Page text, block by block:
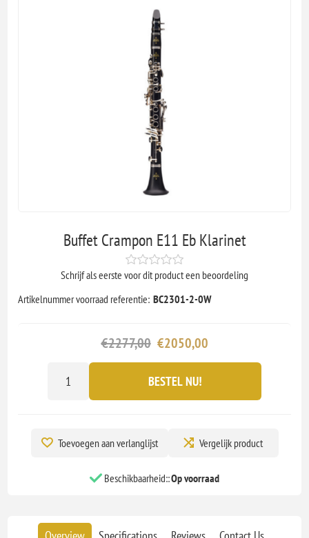
Buffet Crampon E11 Eb Klarinet
Schrijf als eerste voor dit product een beoordeling
Artikelnummer voorraad referentie: BC2301-2-0W
€2277,00 €2050,00
BESTEL NU!
Toevoegen aan verlanglijst Vergelijk product
Beschikbaarheid::Op voorraad